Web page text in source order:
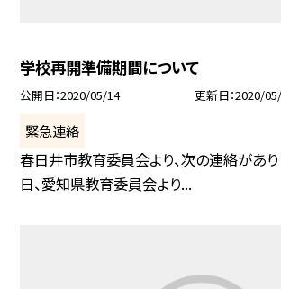
学校再開準備期間について
公開日 2020/05/14 更新日 2020/
緊急連絡
春日井市教育委員会より、次の連絡があり
日、愛知県教育委員会より...